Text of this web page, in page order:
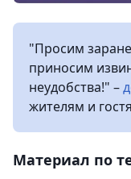
"Просим
приносим
неудобства!" –
жителям и
Материал по